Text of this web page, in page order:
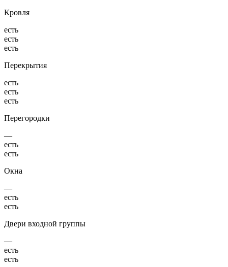
Кровля
есть
есть
есть
Перекрытия
есть
есть
есть
Перегородки
—
есть
есть
Окна
—
есть
есть
Двери входной группы
—
есть
есть